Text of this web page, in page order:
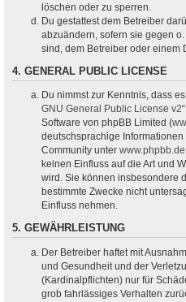
löschen oder zu sperren.
Du gestattest dem Betreiber
abzuändern, sofern sie gegen
sind, dem Betreiber oder einem
4. GENERAL PUBLIC LICENSE
Du nimmst zur Kenntnis, dass
GNU General Public License v2
Software von phpBB Limited (
deutschsprachige
Community unter www.phpbb.de
keinen Einfluss auf die Art und
wird. Sie können insbesondere
bestimmte Zwecke nicht
Einfluss nehmen.
5. GEWÄHRLEISTUNG
Der Betreiber haftet mit
und Gesundheit und der
(Kardinalpflichten) nur für
grob fahrlässiges Verhalten